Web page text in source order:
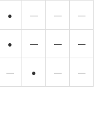
● ― ― ―
● ― ― ―
― ● ― ―